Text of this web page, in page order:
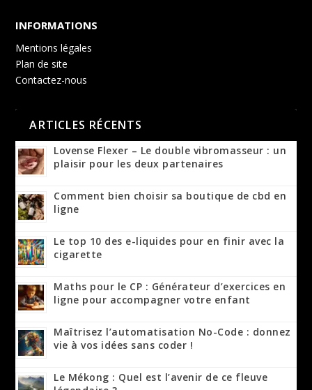
INFORMATIONS
Mentions légales
Plan de site
Contactez-nous
ARTICLES RÉCENTS
Lovense Flexer – Le double vibromasseur : un
plaisir pour les deux partenaires
Comment bien choisir sa boutique de cbd en
ligne
Le top 10 des e-liquides pour en finir avec la
cigarette
Maths pour le CP : Générateur d’exercices en
ligne pour accompagner votre enfant
Maîtrisez l’automatisation No-Code : donnez
vie à vos idées sans coder !
Le Mékong : Quel est l’avenir de ce fleuve